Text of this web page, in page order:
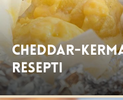
Cheddar-
resepti